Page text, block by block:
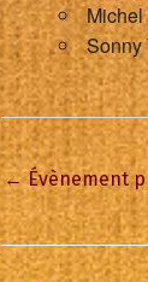
Sonny
←Évènement